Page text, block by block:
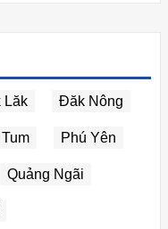
Lăk Đăk Nông
Phú Yên
Quảng Ngãi